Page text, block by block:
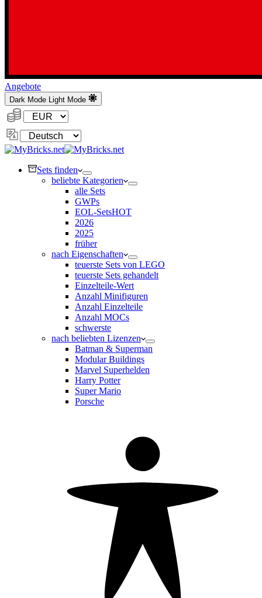
Angebote
Dark Mode Light Mode
Währung:
Sprache
ändern
Sets finden
beliebte Kategorien
alle Sets
GWPs
EOL-SetsHOT
2026
2025
früher
nach Eigenschaften
teuerste Sets von LEGO
teuerste Sets gehandelt
Einzelteile-Wert
Anzahl Minifiguren
Anzahl Einzelteile
Anzahl MOCs
schwerste
nach beliebten Lizenzen
Batman & Superman
Modular Buildings
Marvel Superhelden
Harry Potter
Super Mario
Porsche